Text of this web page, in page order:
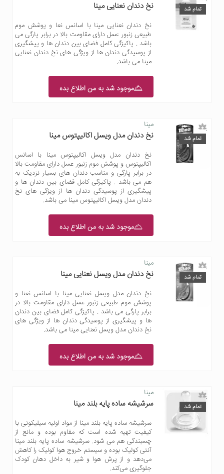
تمام شد نخ دندان نعنایی مینا
نخ دندان نعنایی مینا با اسانس نعا و پوشش موم
طبیعی زنبور عسل دارای مقاومت بالا در برابر پارگی می
باشد . پاکیزگی کامل فضای بین دندان ها و پیشگیری
از پوسیدگی دندان ها از ویژگی های نخ دندان نعنایی
مینا می باشد.
موجود شد به من اطلاع بده
تمام شد
مینا
نخ دندان مدل ویسل اکالیپتوس مینا
نخ دندان مدل ویسل اکالیپتوس مینا با اسانس
اکالیپتوس و پوشش موم زنبور عسل دارای مقاومت بالا
در برابر پارگی و مناسب دندان های بسیار نزدیک به
هم می باشد . پاکیزگی کامل فضای بین دندان ها و
پیشگیری از پوسیدگی دندان ها از ویژگی های نخ
دندان مدل ویسل اکالیپتوس مینا می باشد.
موجود شد به من اطلاع بده
تمام شد
مینا
نخ دندان مدل ویسل نعنایی مینا
نخ دندان مدل ویسل نعنایی مینا با اسانس نعنا و
پوشش موم طبیعی زنبور عسل دارای مقاومت بالا در
برابر پارگی می باشد . پاکیزگی کامل فضای بین دندان
ها و پیشگیری از پوسیدگی دندان ها از ویژگی های
نخ دندان مدل ویسل نعنایی مینا می باشد.
موجود شد به من اطلاع بده
تمام شد
مینا
سرشیشه ساده پایه بلند مینا
سرشیشه ساده پایه بلند مینا از مواد اولیه سیلیکونی با
کیفیت تهیه شده است که مقاوم بوده و مانع از
چسبندگی هم می شود. سرشیشه ساده پایه بلند مینا
آنتی کولیک بوده و سیستم خروج هوا کولیک را کاهش
می‌دهد و از پرش هوا و شیر به داخل دهان کودک
جلوگیری می‌کند.